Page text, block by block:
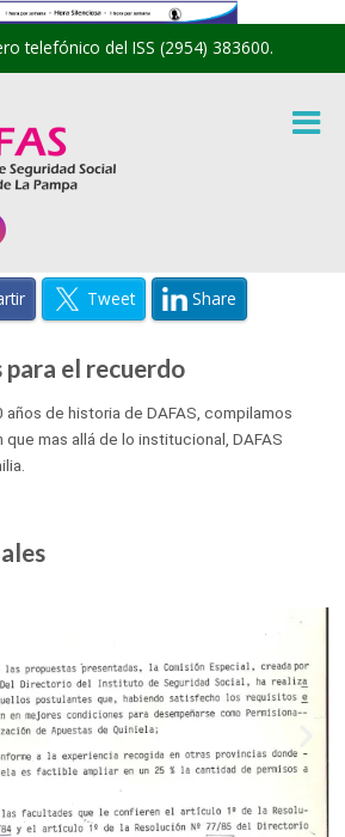
telefónico del ISS (2954) 383600.
Tweet Share
el recuerdo
de historia de DAFAS, compilamos
mas allá de lo institucional, DAFAS